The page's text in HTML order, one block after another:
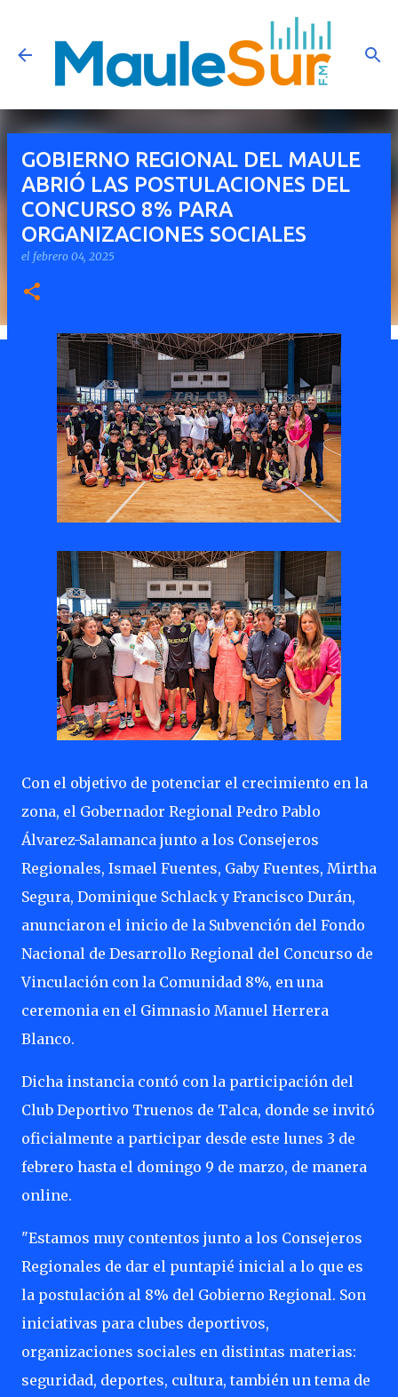
Ir al contenido principal
GOBIERNO REGIONAL DEL MAULE
ABRIÓ LAS POSTULACIONES DEL
CONCURSO 8% PARA
ORGANIZACIONES SOCIALES
el febrero 04, 2025
Con el objetivo de potenciar el crecimiento en la
zona, el Gobernador Regional Pedro Pablo
Álvarez-Salamanca junto a los Consejeros
Regionales, Ismael Fuentes, Gaby Fuentes, Mirtha
Segura, Dominique Schlack y Francisco Durán,
anunciaron el inicio de la Subvención del Fondo
Nacional de Desarrollo Regional del Concurso de
Vinculación con la Comunidad 8%, en una
ceremonia en el Gimnasio Manuel Herrera
Blanco.
Dicha instancia contó con la participación del
Club Deportivo Truenos de Talca, donde se invitó
oficialmente a participar desde este lunes 3 de
febrero hasta el domingo 9 de marzo, de manera
online.
"Estamos muy contentos junto a los Consejeros
Regionales de dar el puntapié inicial a lo que es
la postulación al 8% del Gobierno Regional. Son
iniciativas para clubes deportivos,
organizaciones sociales en distintas materias:
seguridad, deportes, cultura, también un tema de